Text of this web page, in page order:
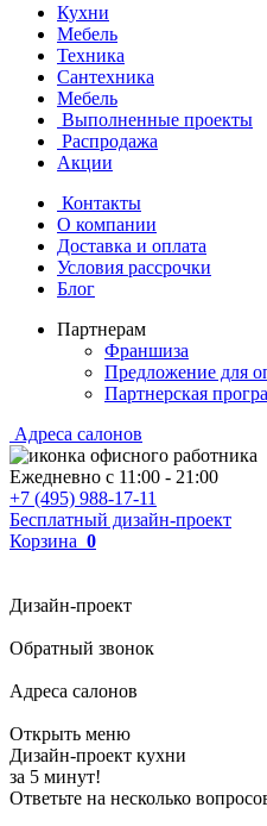
Кухни
Мебель
Техника
Сантехника
Мебель
Выполненные проекты
Распродажа
Акции
Контакты
О компании
Доставка и оплата
Условия рассрочки
Блог
Партнерам
Франшиза
Предложение для
Партнерская
Адреса салонов
Ежедневно с 11:00 - 21:00
+7 (495) 988-17-11
Бесплатный дизайн-проект
Корзина 0
Дизайн-проект
Обратный звонок
Адреса салонов
Открыть меню
Дизайн-проект кухни
за 5 минут!
Ответьте на несколько